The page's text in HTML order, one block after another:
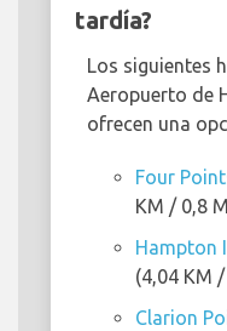
tardía?
Los siguientes
Aeropuerto de
ofrecen una
Four
KM / 0,8
Hampton
(4,04 KM
Clarion